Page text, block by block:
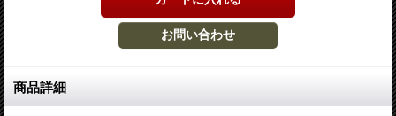
商品詳細